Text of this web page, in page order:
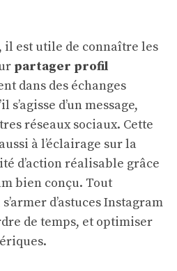
il est utile de connaître les
partager profil
dans des échanges
d’un message,
réseaux sociaux. Cette
à l’éclairage sur la
d’action réalisable grâce
bien conçu. Tout
d’astuces Instagram
de temps, et optimiser